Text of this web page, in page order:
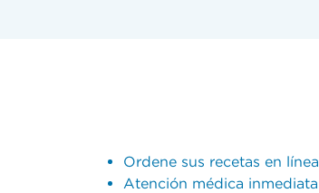
Ordene sus recetas en línea
Atención médica inmediata